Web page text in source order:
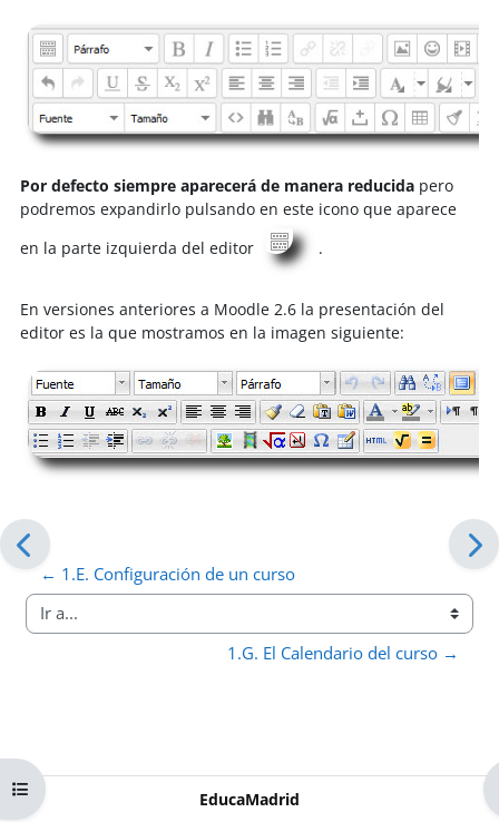
Abrir índice del curso
Por defecto siempre aparecerá de manera reducida pero
podremos expandirlo pulsando en este icono que aparece
en la parte izquierda del editor
.
En versiones anteriores a Moodle 2.6 la presentación del
editor es la que mostramos en la imagen siguiente:
← 1.E. Configuración de un curso
Ir a...
1.G. El Calendario del curso →
EducaMadrid